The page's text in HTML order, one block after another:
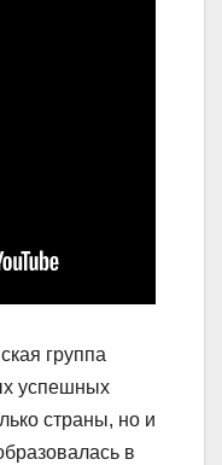
группа
успешных
страны, но и
в